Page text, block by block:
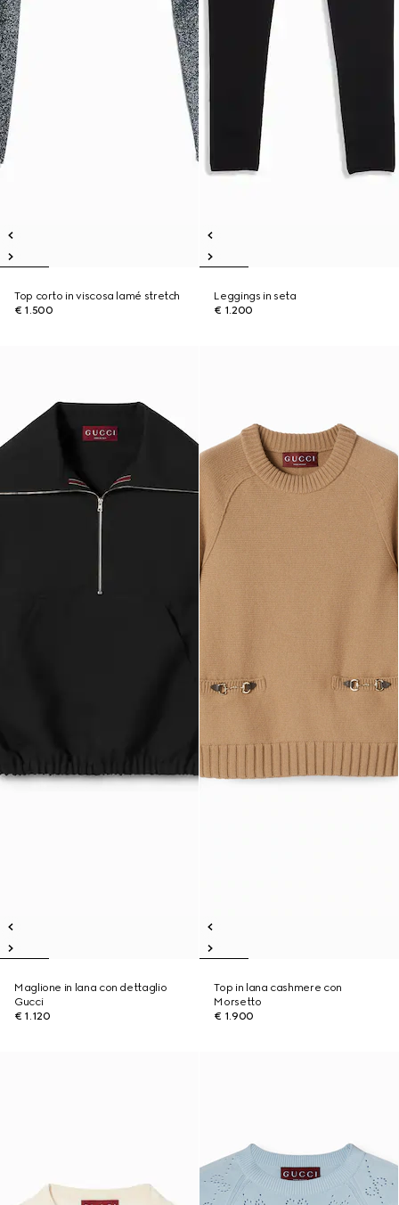
Top corto in viscosa lamé stretch
€ 1.500
Leggings in seta
€ 1.200
Maglione in lana con dettaglio
Gucci
€ 1.120
Top in lana cashmere con
Morsetto
€ 1.900